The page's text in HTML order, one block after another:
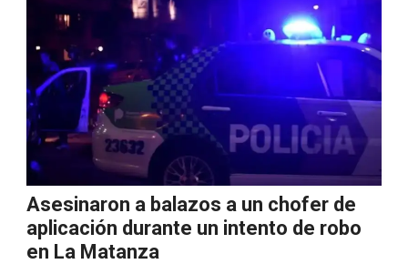
Asesinaron a balazos a un chofer de
aplicación durante un intento de robo
en La Matanza